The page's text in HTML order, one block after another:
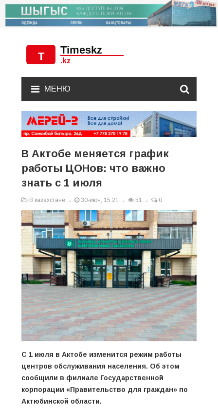
МЕНЮ
В Актобе меняется график
работы ЦОНов: что важно
знать с 1 июля
В казахстане 30-июн, 15:21 51 0
С 1 июля в Актобе изменится режим работы
центров обслуживания населения. Об этом
сообщили в филиале Государственной
корпорации «Правительство для граждан» по
Актюбинской области.